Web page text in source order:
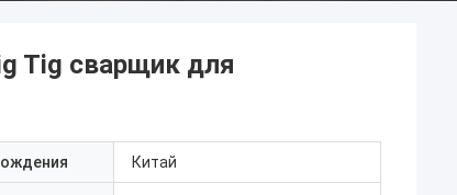
Tig сварщик для
Китай